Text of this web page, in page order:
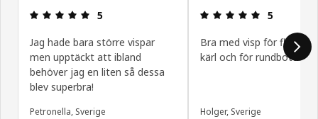
Recension: 5 utav 5 stjärnor.
5
Jag hade bara större vispar
men upptäckt att ibland
behöver jag en liten så dessa
blev superbra!
Petronella, Sverige
5
Bra med visp för
kärl och för rundbottnat
Holger, Sverige